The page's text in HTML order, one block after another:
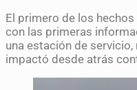
El primero de los
con las primeras
una estación de
impactó desde atrás